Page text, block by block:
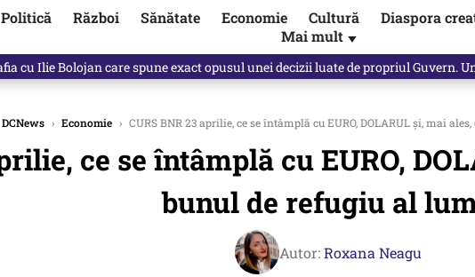
Politică Război Sănătate Economie Cultură Diaspora
Mai mult ▼
gafă în direct despre „omul harnic“ / video
DCNews › Economie › CURS BNR 23 aprilie, ce se întâmplă cu EURO, DOLARUL și, mai
ce se întâmplă cu EURO,
bunul de refugiu al
Autor:Roxana Neagu